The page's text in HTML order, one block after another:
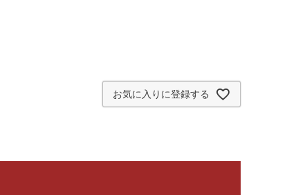
お気に入りに登録する